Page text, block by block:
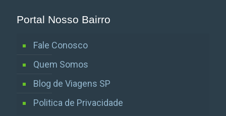
Portal Nosso Bairro
Fale Conosco
Quem Somos
Blog de Viagens SP
Politica de Privacidade